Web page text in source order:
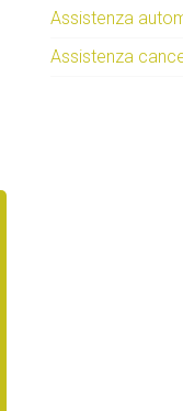
Assistenza
Assistenza